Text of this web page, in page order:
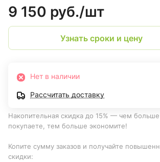
9 150 руб./шт
Узнать сроки и цену
Нет в наличии
Рассчитать доставку
Накопительная скидка до 15% — чем больше
покупаете, тем больше экономите!
Копите сумму заказов и получайте
скидки: